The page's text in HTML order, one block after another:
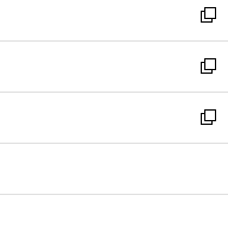
く
で
開
く
ド
ウ
で
開
く
ィ
ン
ド
ウ
で
開
い
ウ
ィ
ン
ド
ウ
開
新
し
い
ウ
ィ
ン
ウ
新
し
い
ウ
ン
新
し
ウ